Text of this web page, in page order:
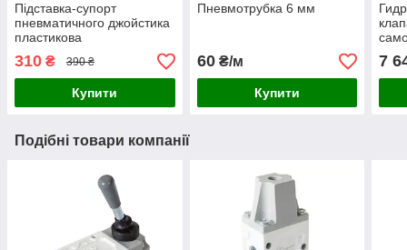
Підставка-супорт
пневматичного джойстика
пластикова
310 ₴ 390 ₴
Купити
Пневмотрубка 6 мм
60₴/м
Купити
7
Подібні товари компанії